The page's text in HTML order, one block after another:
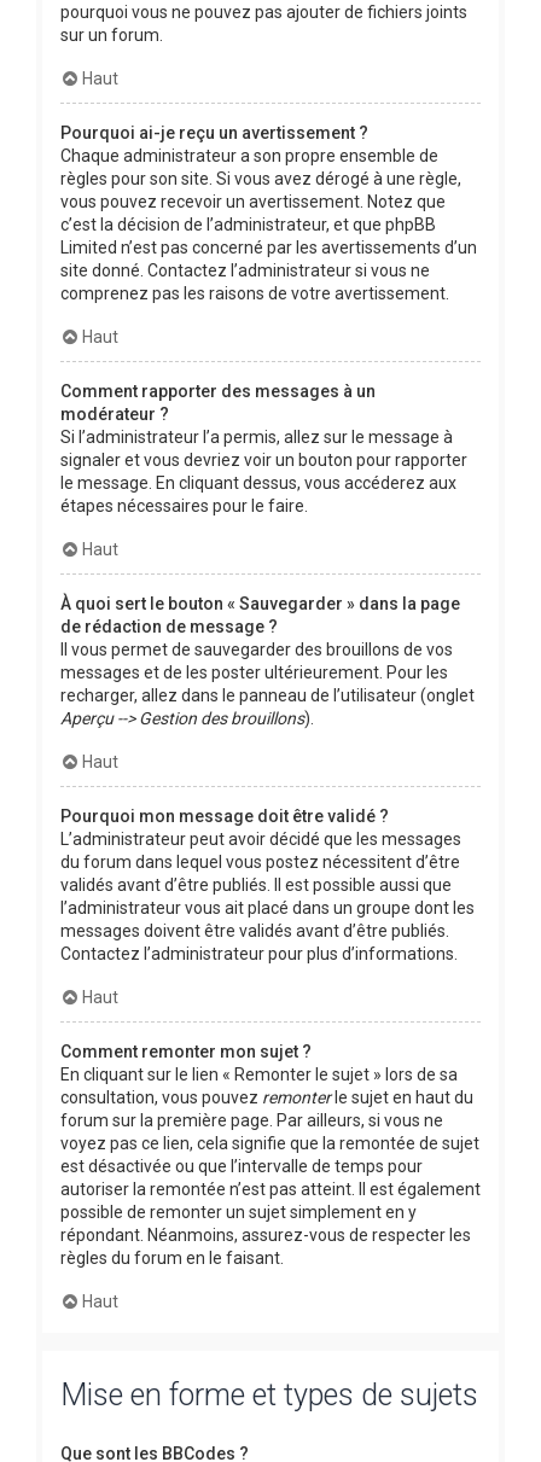
pourquoi vous ne pouvez pas ajouter de fichiers joints
sur un forum.
Haut
Pourquoi ai-je reçu un avertissement ?
Chaque administrateur a son propre ensemble de
règles pour son site. Si vous avez dérogé à une règle,
vous pouvez recevoir un avertissement. Notez que
c’est la décision de l’administrateur, et que phpBB
Limited n’est pas concerné par les avertissements d’un
site donné. Contactez l’administrateur si vous ne
comprenez pas les raisons de votre avertissement.
Haut
Comment rapporter des messages à un
modérateur ?
Si l’administrateur l’a permis, allez sur le message à
signaler et vous devriez voir un bouton pour rapporter
le message. En cliquant dessus, vous accéderez aux
étapes nécessaires pour le faire.
Haut
À quoi sert le bouton « Sauvegarder » dans la page
de rédaction de message ?
Il vous permet de sauvegarder des brouillons de vos
messages et de les poster ultérieurement. Pour les
recharger, allez dans le panneau de l’utilisateur (onglet
Aperçu --> Gestion des brouillons).
Haut
Pourquoi mon message doit être validé ?
L’administrateur peut avoir décidé que les messages
du forum dans lequel vous postez nécessitent d’être
validés avant d’être publiés. Il est possible aussi que
l’administrateur vous ait placé dans un groupe dont les
messages doivent être validés avant d’être publiés.
Contactez l’administrateur pour plus d’informations.
Haut
Comment remonter mon sujet ?
En cliquant sur le lien « Remonter le sujet » lors de sa
consultation, vous pouvez remonterle sujet en haut du
forum sur la première page. Par ailleurs, si vous ne
voyez pas ce lien, cela signifie que la remontée de sujet
est désactivée ou que l’intervalle de temps pour
autoriser la remontée n’est pas atteint. Il est également
possible de remonter un sujet simplement en y
répondant. Néanmoins, assurez-vous de respecter les
règles du forum en le faisant.
Haut
Mise en forme et types de sujets
Que sont les BBCodes ?